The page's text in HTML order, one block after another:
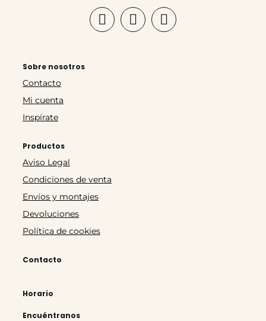
Sobre nosotros
Contacto
Mi cuenta
Inspírate
Productos
Aviso Legal
Condiciones de venta
Envíos y montajes
Devoluciones
Política de cookies
Contacto
Horario
Encuéntranos